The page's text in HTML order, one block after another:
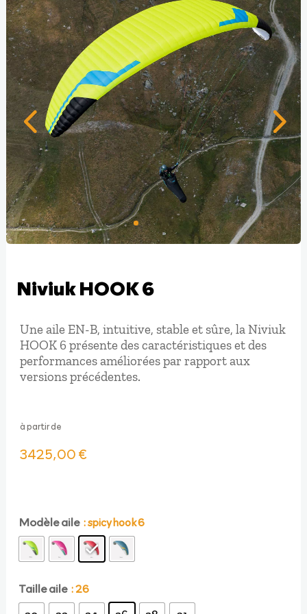
Niviuk HOOK 6
Une aile EN-B, intuitive, stable et sûre, la Niviuk
HOOK 6 présente des caractéristiques et des
performances améliorées par rapport aux
versions précédentes.
à partir de
3425,00€
Modèle aile : spicy hook 6
Taille aile : 26